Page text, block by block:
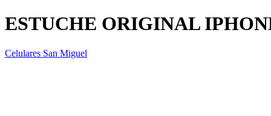
ESTUCHE ORIGINAL
Celulares San Miguel